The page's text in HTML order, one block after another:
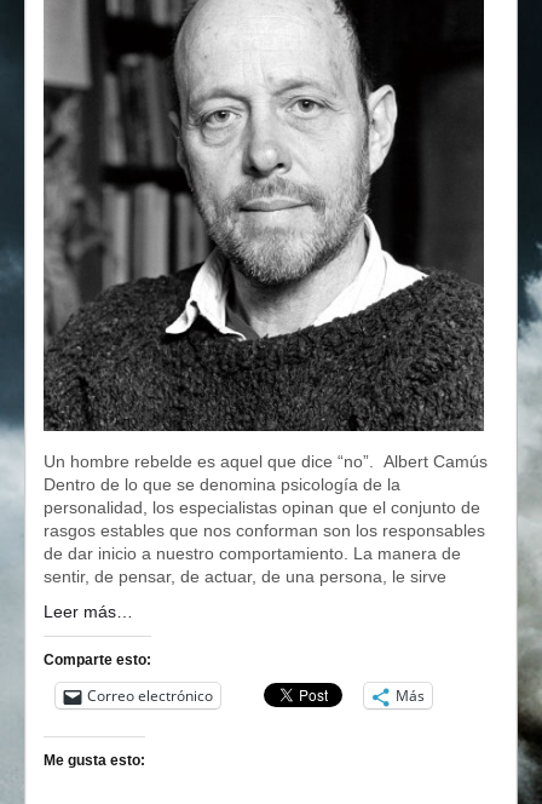
Un hombre rebelde es aquel que dice “no”. Albert Camús
Dentro de lo que se denomina psicología de la
personalidad, los especialistas opinan que el conjunto de
rasgos estables que nos conforman son los responsables
de dar inicio a nuestro comportamiento. La manera de
sentir, de pensar, de actuar, de una persona, le sirve
Leer más…
Comparte esto:
Correo electrónico Más
Me gusta esto: